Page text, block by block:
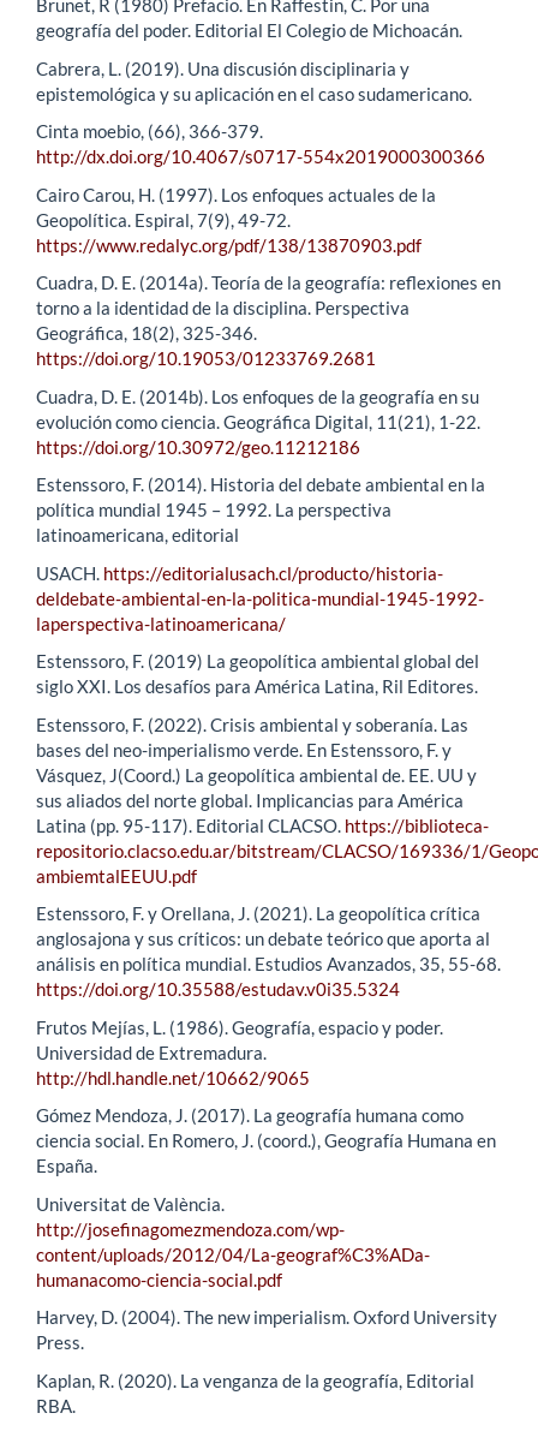
Brunet, R (1980) Prefacio. En Raffestin, C. Por una
geografía del poder. Editorial El Colegio de Michoacán.
Cabrera, L. (2019). Una discusión disciplinaria y
epistemológica y su aplicación en el caso sudamericano.
Cinta moebio, (66), 366-379.
http://dx.doi.org/10.4067/s0717-554x2019000300366
Cairo Carou, H. (1997). Los enfoques actuales de la
Geopolítica. Espiral, 7(9), 49-72.
https://www.redalyc.org/pdf/138/13870903.pdf
Cuadra, D. E. (2014a). Teoría de la geografía: reflexiones en
torno a la identidad de la disciplina. Perspectiva
Geográfica, 18(2), 325-346.
https://doi.org/10.19053/01233769.2681
Cuadra, D. E. (2014b). Los enfoques de la geografía en su
evolución como ciencia. Geográfica Digital, 11(21), 1-22.
https://doi.org/10.30972/geo.11212186
Estenssoro, F. (2014). Historia del debate ambiental en la
política mundial 1945 – 1992. La perspectiva
latinoamericana, editorial
USACH. https://editorialusach.cl/producto/historia-
deldebate-ambiental-en-la-politica-mundial-1945-1992-
laperspectiva-latinoamericana/
Estenssoro, F. (2019) La geopolítica ambiental global del
siglo XXI. Los desafíos para América Latina, Ril Editores.
Estenssoro, F. (2022). Crisis ambiental y soberanía. Las
bases del neo-imperialismo verde. En Estenssoro, F. y
Vásquez, J(Coord.) La geopolítica ambiental de. EE. UU y
sus aliados del norte global. Implicancias para América
Latina (pp. 95-117). Editorial CLACSO. https://biblioteca-
repositorio.clacso.edu.ar/bitstream/CLACSO/169336/1/
ambiemtalEEUU.pdf
Estenssoro, F. y Orellana, J. (2021). La geopolítica crítica
anglosajona y sus críticos: un debate teórico que aporta al
análisis en política mundial. Estudios Avanzados, 35, 55-68.
https://doi.org/10.35588/estudav.v0i35.5324
Frutos Mejías, L. (1986). Geografía, espacio y poder.
Universidad de Extremadura.
http://hdl.handle.net/10662/9065
Gómez Mendoza, J. (2017). La geografía humana como
ciencia social. En Romero, J. (coord.), Geografía Humana en
España.
Universitat de València.
http://josefinagomezmendoza.com/wp-
content/uploads/2012/04/La-geograf%C3%ADa-
humanacomo-ciencia-social.pdf
Harvey, D. (2004). The new imperialism. Oxford University
Press.
Kaplan, R. (2020). La venganza de la geografía, Editorial
RBA.